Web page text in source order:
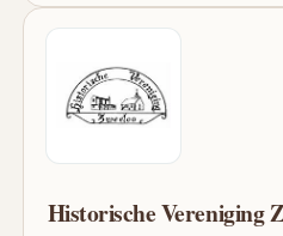
Historische Vereniging